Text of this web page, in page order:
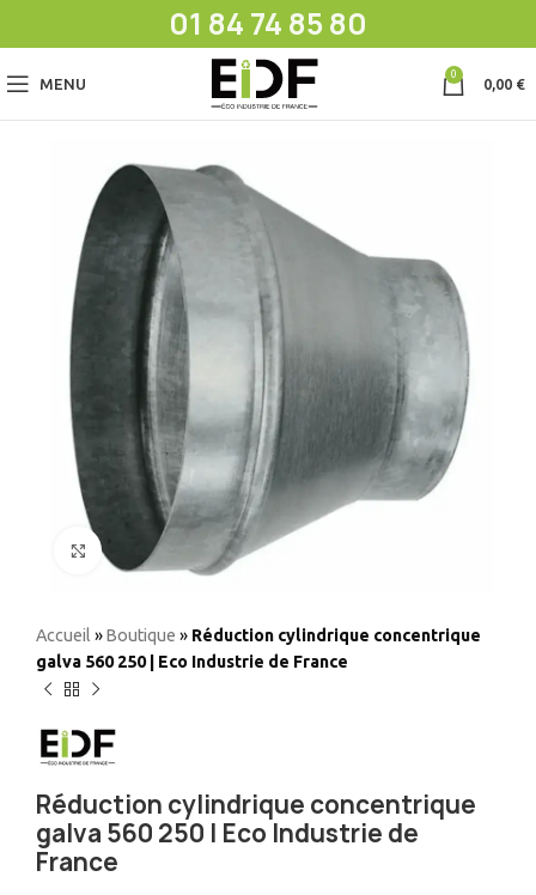
01 84 74 85 80
MENU
0
0,00 €
Elargir
Accueil »Boutique » Réduction cylindrique concentrique
galva 560 250 | Eco Industrie de France
Réduction cylindrique concentrique
galva 560 250 | Eco Industrie de
France